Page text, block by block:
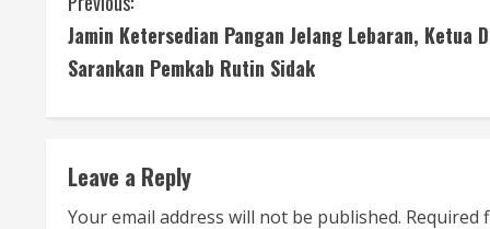
o
i
Jamin Ketersedian Pangan Jelang Lebaran, Ketua
Sarankan Pemkab Rutin Sidak
Leave a Reply
Your email address will not be published. Required